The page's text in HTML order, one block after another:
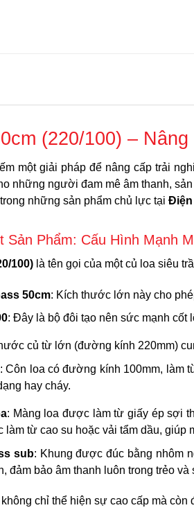
(220/100) –
một giải pháp để nâng cấp trải
những người đam mê âm thanh,
những sản phẩm chủ lực tại Điện
Sản Phẩm: Cấu Hình Mạnh
100) là tên gọi của một củ loa siêu
50cm: Kích thước lớn này cho
: Đây là bộ đôi tạo nên sức mạnh cốt
củ từ lớn (đường kính 220mm)
: Côn loa có đường kính 100mm, làm
hay cháy.
: Màng loa được làm từ giấy ép sợi
làm từ cao su hoặc vải tẩm dầu,
sub: Khung được đúc bằng nhôm
đảm bảo âm thanh luôn trong trẻo và
chỉ thể hiện sự cao cấp mà